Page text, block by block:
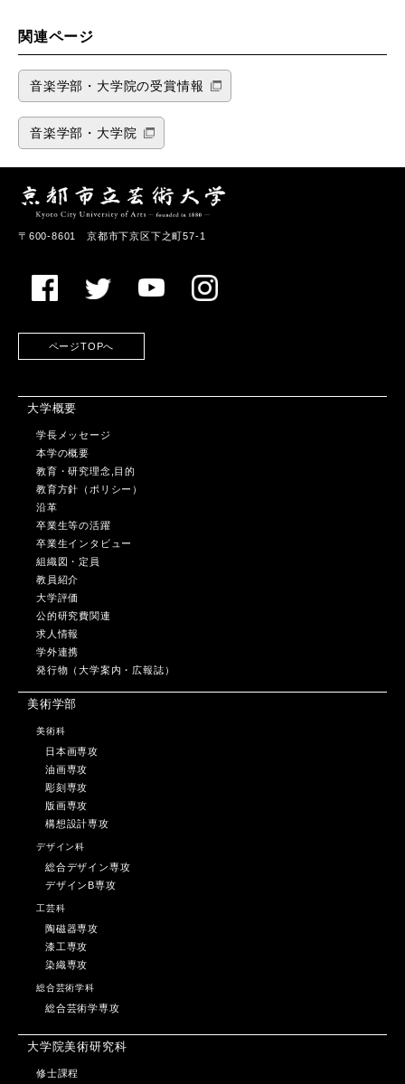
関連ページ
音楽学部・大学院の受賞情報
音楽学部・大学院
〒600-8601 京都市下京区下之町57-1
ページTOPへ
大学概要
学長メッセージ
本学の概要
教育・研究理念,目的
教育方針（ポリシー）
沿革
卒業生等の活躍
卒業生インタビュー
組織図・定員
教員紹介
大学評価
公的研究費関連
求人情報
学外連携
発行物（大学案内・広報誌）
美術学部
美術科
日本画専攻
油画専攻
彫刻専攻
版画専攻
構想設計専攻
デザイン科
総合デザイン専攻
デザインB専攻
工芸科
陶磁器専攻
漆工専攻
染織専攻
総合芸術学科
総合芸術学専攻
大学院美術研究科
修士課程